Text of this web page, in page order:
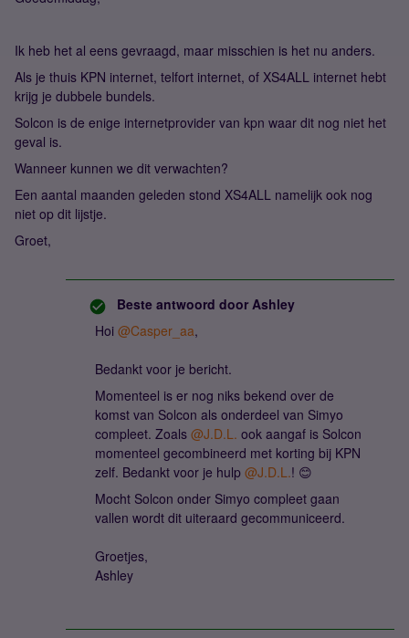
Ik heb het al eens gevraagd, maar misschien is het nu anders.
Als je thuis KPN internet, telfort internet, of XS4ALL internet hebt
krijg je dubbele bundels.
Solcon is de enige internetprovider van kpn waar dit nog niet het
geval is.
Wanneer kunnen we dit verwachten?
Een aantal maanden geleden stond XS4ALL namelijk ook nog
niet op dit lijstje.
Groet,
Beste antwoord door Ashley
Hoi @Casper_aa,
Bedankt voor je bericht.
Momenteel is er nog niks bekend over de
komst van Solcon als onderdeel van Simyo
compleet. Zoals @J.D.L. ook aangaf is Solcon
momenteel gecombineerd met korting bij KPN
zelf. Bedankt voor je hulp @J.D.L.! 😊
Mocht Solcon onder Simyo compleet gaan
vallen wordt dit uiteraard gecommuniceerd.
Groetjes,
Ashley